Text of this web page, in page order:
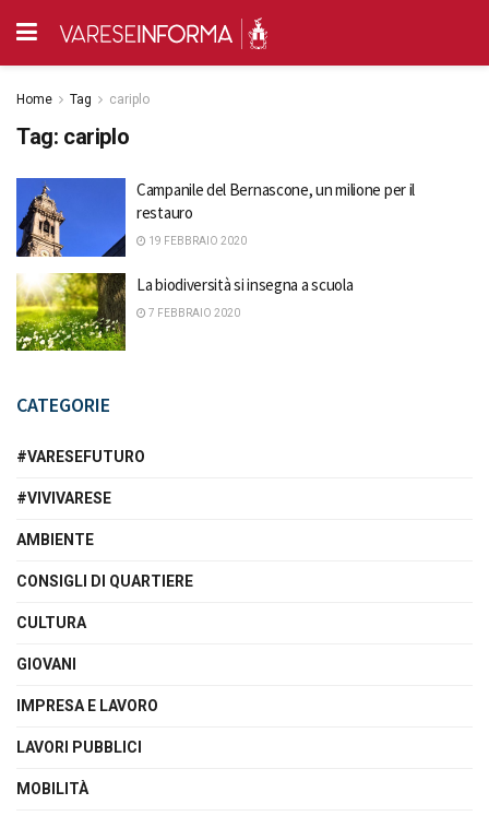
Home Tag cariplo
Tag: cariplo
Campanile del Bernascone, un milione per il
restauro
19 FEBBRAIO 2020
La biodiversità si insegna a scuola
7 FEBBRAIO 2020
CATEGORIE
#VARESEFUTURO
#VIVIVARESE
AMBIENTE
CONSIGLI DI QUARTIERE
CULTURA
GIOVANI
IMPRESA E LAVORO
LAVORI PUBBLICI
MOBILITÀ